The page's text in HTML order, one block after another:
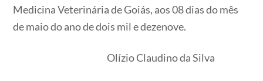
Medicina Veterinária de Goiás, aos 08 dias do mês
de maio do ano de dois mil e dezenove.
Olízio Claudino da Silva